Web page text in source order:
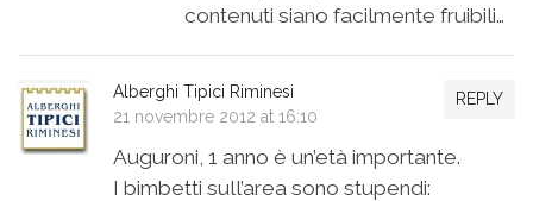
contenuti siano facilmente fruibili…
REPLY
Alberghi Tipici Riminesi
21 novembre 2012 at 16:10
Auguroni, 1 anno è un’età importante.
I bimbetti sull’area sono stupendi: